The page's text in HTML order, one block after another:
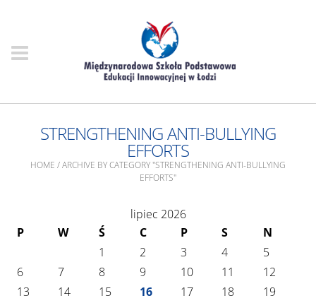
STRENGTHENING ANTI-BULLYING
EFFORTS
HOME /ARCHIVE BY CATEGORY "STRENGTHENING ANTI-BULLYING
EFFORTS"
lipiec 2026
P
W Ś C P S
N
1
2 3 4
5
6
7 8 9 10 11
12
13
14 15 16 17 18
19